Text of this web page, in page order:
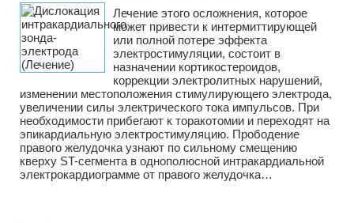
Лечение этого осложнения, которое
может привести к интермиттирующей
или полной потере эффекта
электростимуляции, состоит в
назначении кортикостероидов,
коррекции электролитных нарушений,
изменении местоположения стимулирующего электрода,
увеличении силы электрического тока импульсов. При
необходимости прибегают к торакотомии и переходят на
эпикардиальную электростимуляцию. Прободение
правого желудочка узнают по сильному смещению
кверху ST-сегмента в однополюсной интракардиальной
электрокардиограмме от правого желудочка…